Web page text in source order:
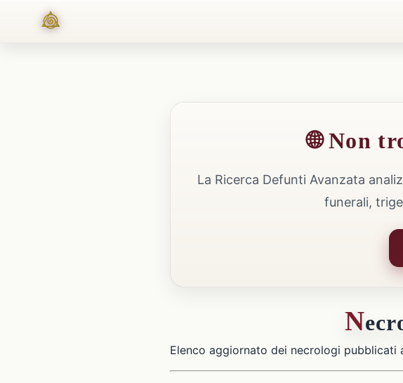
🌐 Non
La Ricerca Defunti Avanzata
funerali,
N
Elenco aggiornato dei necrologi pubblicati